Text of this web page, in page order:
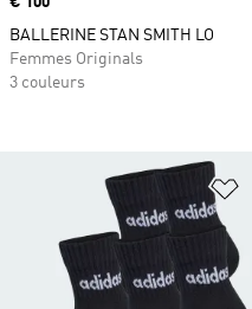
BALLERINE STAN SMITH LO
Femmes Originals
3 couleurs